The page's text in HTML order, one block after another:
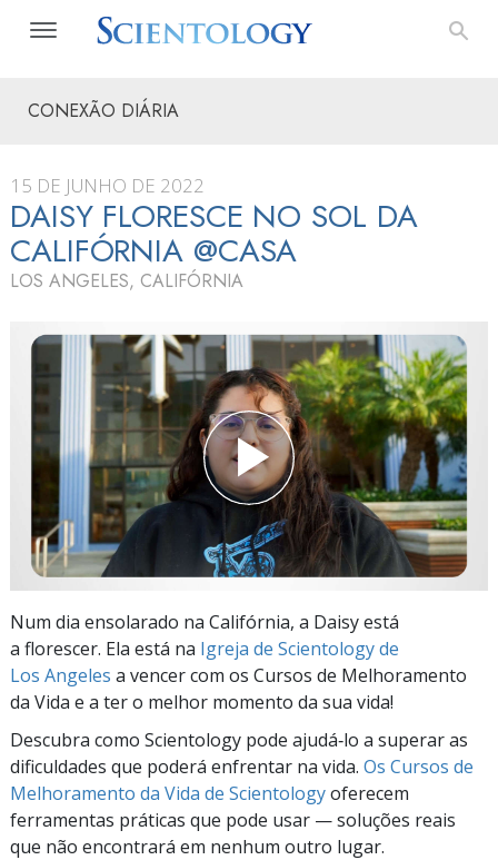
CONEXÃO DIÁRIA
15 DE JUNHO DE 2022
DAISY FLORESCE NO SOL DA
CALIFÓRNIA @CASA
LOS ANGELES, CALIFÓRNIA
Num dia ensolarado na Califórnia, a Daisy está
a florescer. Ela está na Igreja de Scientology de
Los Angeles a vencer com os Cursos de Melhoramento
da Vida e a ter o melhor momento da sua vida!
Descubra como Scientology pode ajudá‑lo a superar as
dificuldades que poderá enfrentar na vida. Os Cursos de
Melhoramento da Vida de Scientologyoferecem
ferramentas práticas que pode usar — soluções reais
que não encontrará em nenhum outro lugar.